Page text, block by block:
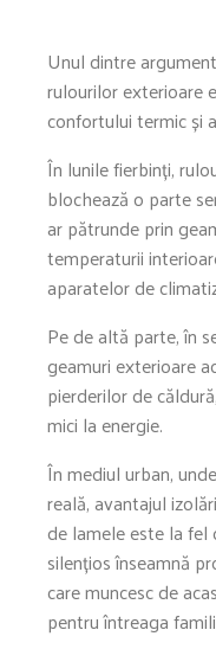
Unul dintre
rulourilor exterioare
confortului termic și
În lunile fierbinți,
blochează o parte
ar pătrunde prin
temperaturii
aparatelor de
Pe de altă parte, în
geamuri exterioare
pierderilor de
mici la energie.
În mediul urban,
reală, avantajul
de lamele este la
silențios înseamnă
care muncesc de
pentru întreaga